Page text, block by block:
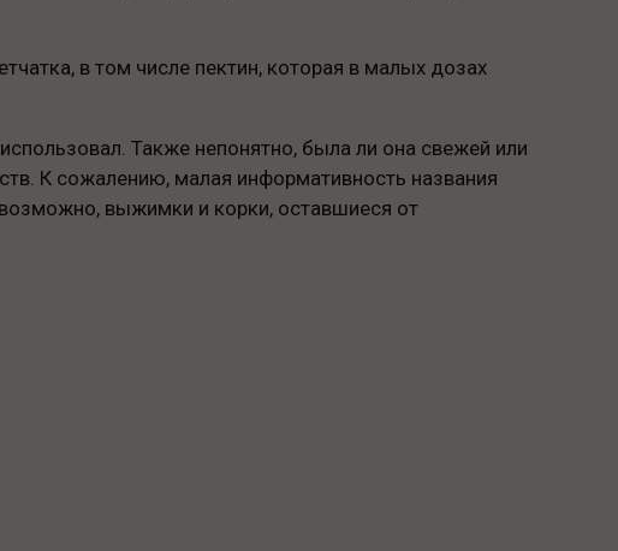
в том числе пектин, которая в малых дозах
Также непонятно, была ли она свежей или
К сожалению, малая информативность названия
выжимки и корки, оставшиеся от